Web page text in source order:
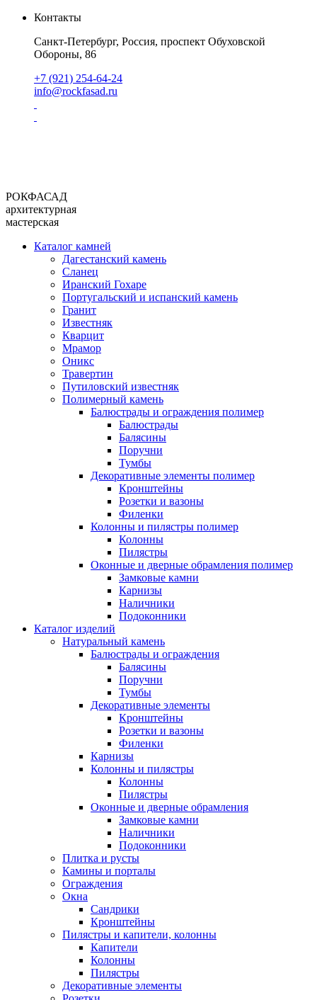
Контакты
Санкт-Петербург, Россия, проспект Обуховской
Обороны, 86
+7 (921) 254-64-24
info@rockfasad.ru
РОКФАСАД
архитектурная
мастерская
Каталог камней
Дагестанский камень
Сланец
Иранский Гохаре
Португальский и испанский камень
Гранит
Известняк
Кварцит
Мрамор
Оникс
Травертин
Путиловский известняк
Полимерный камень
Балюстрады и ограждения полимер
Балюстрады
Балясины
Поручни
Тумбы
Декоративные элементы полимер
Кронштейны
Розетки и вазоны
Филенки
Колонны и пилястры полимер
Колонны
Пилястры
Оконные и дверные обрамления полимер
Замковые камни
Карнизы
Наличники
Подоконники
Каталог изделий
Натуральный камень
Балюстрады и ограждения
Балясины
Поручни
Тумбы
Декоративные элементы
Кронштейны
Розетки и вазоны
Филенки
Карнизы
Колонны и пилястры
Колонны
Пилястры
Оконные и дверные обрамления
Замковые камни
Наличники
Подоконники
Плитка и русты
Камины и порталы
Ограждения
Окна
Сандрики
Кронштейны
Пилястры и капители, колонны
Капители
Колонны
Пилястры
Декоративные элементы